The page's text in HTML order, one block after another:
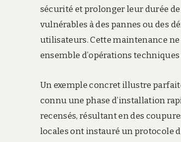
sécurité et prolonger leur durée
vulnérables à des pannes ou des
utilisateurs. Cette maintenance
ensemble d’opérations
Un exemple concret illustre
connu une phase d’installation
recensés, résultant en des
locales ont instauré un protocole